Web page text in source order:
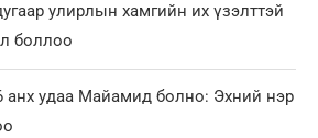
улирлын хамгийн их үзэлттэй
боллоо
анх удаа Майамид болно: Эхний нэр